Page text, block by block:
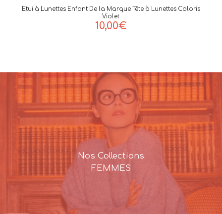
Etui à Lunettes Enfant De la Marque Tête à Lunettes Coloris
Violet
10,00€
Nos Collections
FEMMES